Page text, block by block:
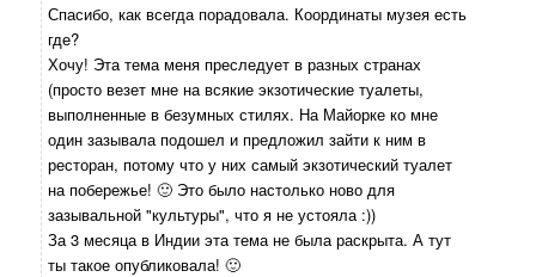
Спасибо, как всегда порадовала. Координаты музея есть
где?
Хочу! Эта тема меня преследует в разных странах
(просто везет мне на всякие экзотические туалеты,
выполненные в безумных стилях. На Майорке ко мне
один зазывала подошел и предложил зайти к ним в
ресторан, потому что у них самый экзотический туалет
на побережье! 🙂 Это было настолько ново для
зазывальной "культуры", что я не устояла :))
За 3 месяца в Индии эта тема не была раскрыта. А тут
ты такое опубликовала! 🙂